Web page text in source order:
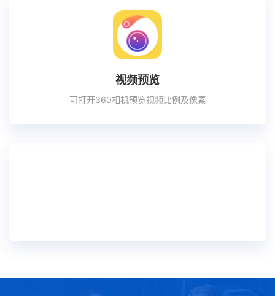
视频预览
可打开360相机预览视频比例及像素